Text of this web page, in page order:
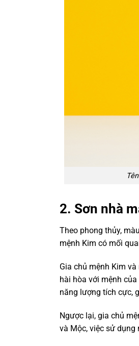
2. Sơn nhà
Theo phong thủy,
mệnh Kim có mối
Gia chủ mệnh Kim
hài hòa với mệnh
năng lượng tích cực,
Ngược lại, gia chủ
và Mộc, việc sử